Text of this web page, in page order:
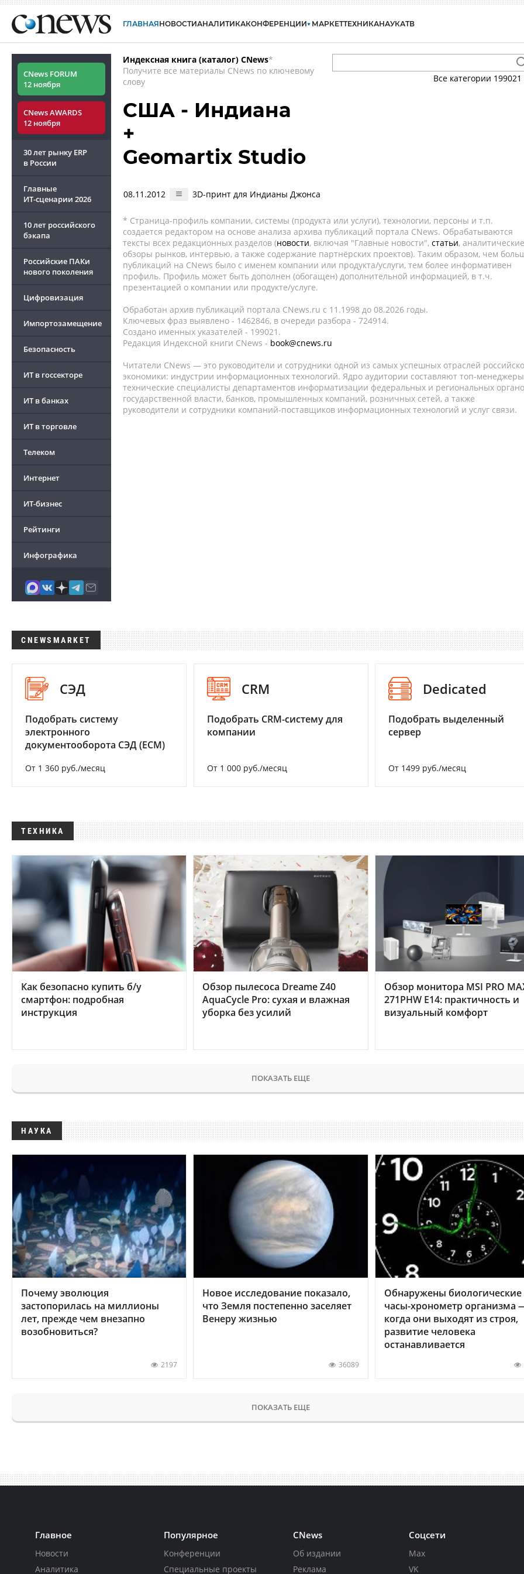
ГЛАВНАЯНОВОСТИАНАЛИТИКАКОНФЕРЕНЦИИ МАРКЕТТЕХНИКАНАУКАТВ
CNews FORUM
12 ноября
CNews AWARDS
12 ноября
30 лет рынку ERP
в России
Главные
ИТ-сценарии 2026
10 лет российского
бэкапа
Российские ПАКи
нового поколения
Цифровизация
Импортозамещение
Безопасность
ИТ в госсекторе
ИТ в банках
ИТ в торговле
Телеком
Интернет
ИТ-бизнес
Рейтинги
Инфографика
Индексная книга (каталог) CNews*
Получите все материалы CNews по ключевому
слову
Все категории 199021
США - Индиана
+
Geomartix Studio
08.11.2012 3D-принт для Индианы Джонса
* Страница-профиль компании, системы (продукта или услуги), технологии, персоны и т.п.
создается редактором на основе анализа архива публикаций портала CNews. Обрабатываются
тексты всех редакционных разделов (новости, включая "Главные новости", статьи, аналитические
обзоры рынков, интервью, а также содержание партнёрских проектов). Таким образом, чем
публикаций на CNews было с именем компании или продукта/услуги, тем более информативен
профиль. Профиль может быть дополнен (обогащен) дополнительной информацией, в т.ч.
презентацией о компании или продукте/услуге.
Обработан архив публикаций портала CNews.ru c 11.1998 до 08.2026 годы.
Ключевых фраз выявлено - 1462846, в очереди разбора - 724914.
Создано именных указателей - 199021.
Редакция Индексной книги CNews - book@cnews.ru
Читатели CNews — это руководители и сотрудники одной из самых успешных отраслей
экономики: индустрии информационных технологий. Ядро аудитории составляют топ-
технические специалисты департаментов информатизации федеральных и региональных
государственной власти, банков, промышленных компаний, розничных сетей, а также
руководители и сотрудники компаний-поставщиков информационных технологий и услуг связи.
CNEWSMARKET
СЭД
Подобрать систему
электронного
документооборота СЭД (ECM)
От 1 360 руб./месяц
CRM
Подобрать CRM-систему для
компании
От 1 000 руб./месяц
Dedicated
Подобрать выделенный
сервер
От 1499 руб./месяц
ТЕХНИКА
Как безопасно купить б/у
смартфон: подробная
инструкция
Обзор пылесоса Dreame Z40
AquaCycle Pro: сухая и влажная
уборка без усилий
Обзор монитора MSI PRO
271PHW E14: практичность и
визуальный комфорт
ПОКАЗАТЬ ЕЩЕ
НАУКА
Почему эволюция
застопорилась на миллионы
лет, прежде чем внезапно
возобновиться?
2197
Новое исследование показало,
что Земля постепенно заселяет
Венеру жизнью
36089
Обнаружены биологические
часы-хронометр организма
когда они выходят из строя,
развитие человека
останавливается
ПОКАЗАТЬ ЕЩЕ
Главное
Новости
Аналитика
Популярное
Конференции
Специальные проекты
CNews
Об издании
Реклама
Соцсети
Max
VK